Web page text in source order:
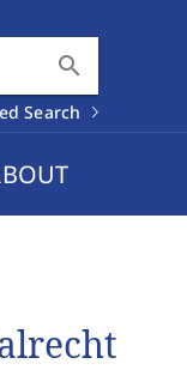
search
Search